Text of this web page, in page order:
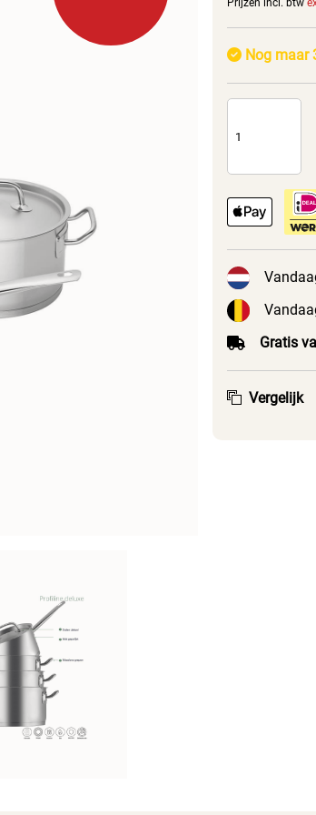
Prijzen incl. btw
Nog maar
Gratis
Vergelijk